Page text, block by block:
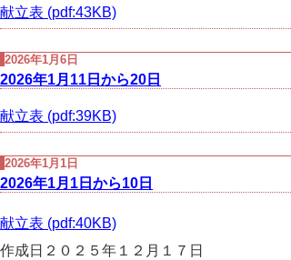
献立表 (pdf:43KB)
2026年1月6日
2026年1月11日から20日
献立表 (pdf:39KB)
2026年1月1日
2026年1月1日から10日
献立表 (pdf:40KB)
作成日２０２５年１２月１７日